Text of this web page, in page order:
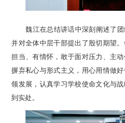
魏江在总结讲话中深刻阐述了
并对全体中层干部提出了殷切期望
担当、有情怀，敢于面对压力、主
摒弃私心与形式主义，用心用情做
领发展，认真学习学校使命文化与
到实处。